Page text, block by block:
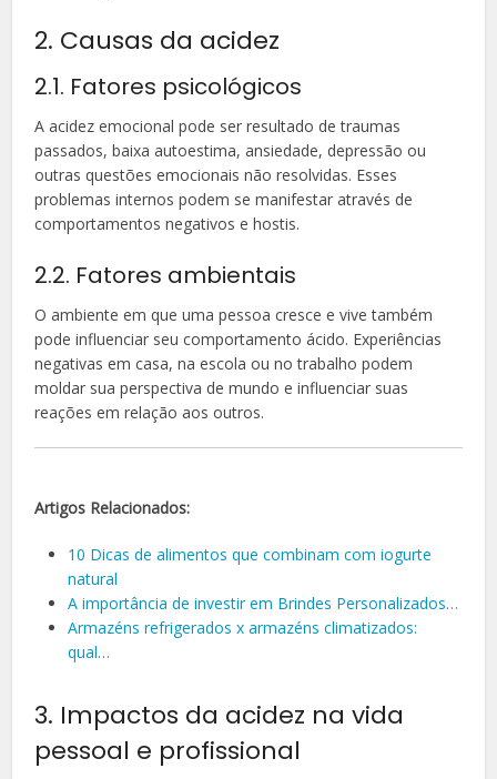
2. Causas da acidez
2.1. Fatores psicológicos
A acidez emocional pode ser resultado de traumas
passados, baixa autoestima, ansiedade, depressão ou
outras questões emocionais não resolvidas. Esses
problemas internos podem se manifestar através de
comportamentos negativos e hostis.
2.2. Fatores ambientais
O ambiente em que uma pessoa cresce e vive também
pode influenciar seu comportamento ácido. Experiências
negativas em casa, na escola ou no trabalho podem
moldar sua perspectiva de mundo e influenciar suas
reações em relação aos outros.
Artigos Relacionados:
10 Dicas de alimentos que combinam com iogurte
natural
A importância de investir em Brindes Personalizados…
Armazéns refrigerados x armazéns climatizados:
qual…
3. Impactos da acidez na vida
pessoal e profissional